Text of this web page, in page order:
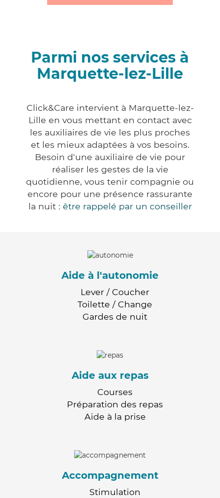
Parmi nos services à
Marquette-lez-Lille
Click&Care intervient à Marquette-lez-
Lille en vous mettant en contact avec
les auxiliaires de vie les plus proches
et les mieux adaptées à vos besoins.
Besoin d'une auxiliaire de vie pour
réaliser les gestes de la vie
quotidienne, vous tenir compagnie ou
encore pour une présence rassurante
la nuit : être rappelé par un conseiller
Aide à l'autonomie
Lever / Coucher
Toilette / Change
Gardes de nuit
Aide aux repas
Courses
Préparation des repas
Aide à la prise
Accompagnement
Stimulation